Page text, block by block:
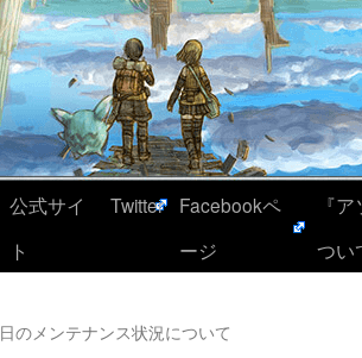
公式サイ
ト
Twitter
Facebookペ
ージ
『
つい
のメンテナンス状況について